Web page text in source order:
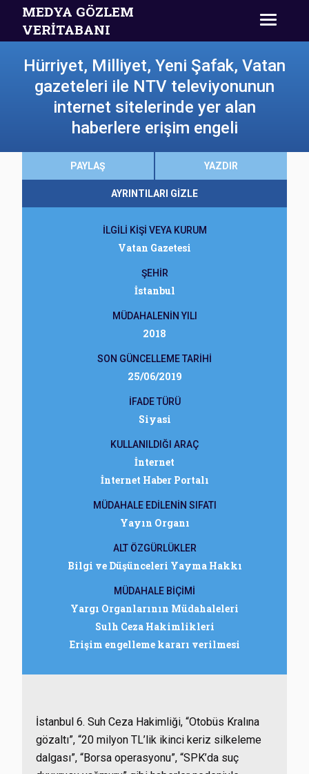
MEDYA GÖZLEM
VERİTABANI
Hürriyet, Milliyet, Yeni Şafak, Vatan
gazeteleri ile NTV televiyonunun
internet sitelerinde yer alan
haberlere erişim engeli
PAYLAŞ YAZDIR
AYRINTILARI GİZLE
İLGİLİ KİŞİ VEYA KURUM
Vatan Gazetesi
ŞEHİR
İstanbul
MÜDAHALENİN YILI
2018
SON GÜNCELLEME TARİHİ
25/06/2019
İFADE TÜRÜ
Siyasi
KULLANILDIĞI ARAÇ
İnternet
İnternet Haber Portalı
MÜDAHALE EDİLENİN SIFATI
Yayın Organı
ALT ÖZGÜRLÜKLER
Bilgi ve Düşünceleri Yayma Hakkı
MÜDAHALE BİÇİMİ
Yargı Organlarının Müdahaleleri
Sulh Ceza Hakimlikleri
Erişim engelleme kararı verilmesi
İstanbul 6. Suh Ceza Hakimliği, “Otobüs Kralına
gözaltı”, “20 milyon TL’lik ikinci keriz silkeleme
dalgası”, “Borsa operasyonu”, “SPK’da suç